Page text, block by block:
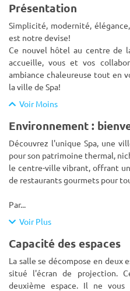
Présentation
Simplicité, modernité,
est notre devise!
Ce nouvel hôtel au centre de
accueille, vous et vos
ambiance chaleureuse tout en
la ville de Spa!
Voir Moins
Environnement :
Découvrez l'unique Spa, une
pour son patrimoine thermal,
le centre-ville vibrant, offrant
de restaurants gourmets pour
Par...
Voir Plus
Capacité des espaces
La salle se décompose en deux
situé l'écran de projection.
deuxième espace. Il ne